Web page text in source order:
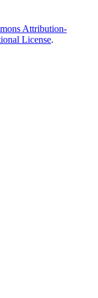
Attribution-
License.